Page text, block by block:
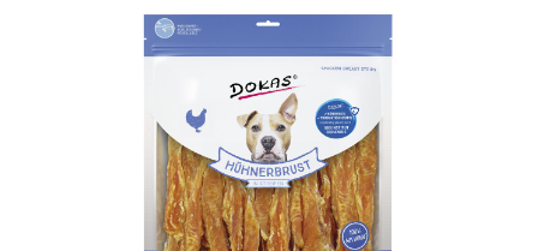
Bildergalerie überspringen